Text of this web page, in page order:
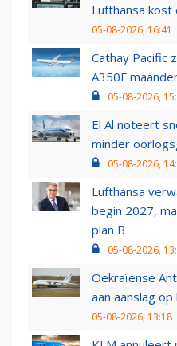
Lufthansa
05-08-2026, 16:41
Cathay Pacific
A350F
05-08-2026,
El Al noteert
minder
05-08-2026,
Lufthansa
begin 2027,
plan B
05-08-2026,
Oekraïense
aan aanslag
05-08-2026, 13:18